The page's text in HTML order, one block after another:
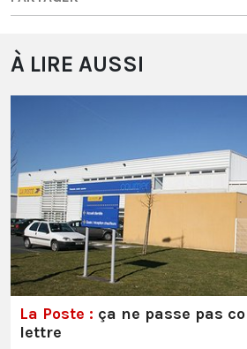
À LIRE AUSSI
La Poste : ça ne passe pas
lettre